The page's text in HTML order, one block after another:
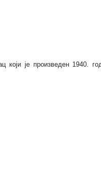
који је произведен 1940.